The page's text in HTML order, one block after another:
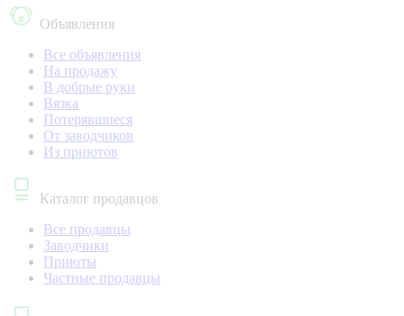
Объявления
Все объявления
На продажу
В добрые руки
Вязка
Потерявшиеся
От заводчиков
Из приютов
Каталог продавцов
Все продавцы
Заводчики
Приюты
Частные продавцы